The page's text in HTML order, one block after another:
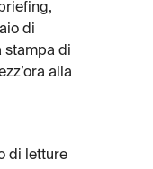
di
stampa di
alla
di letture